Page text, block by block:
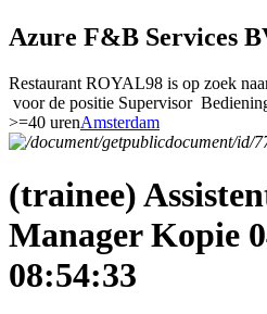
Azure F&B Services
Restaurant ROYAL98 is op zoek
voor de positie Supervisor
>=40 urenAmsterdam
(trainee)
Manager Kopie
08:54:33